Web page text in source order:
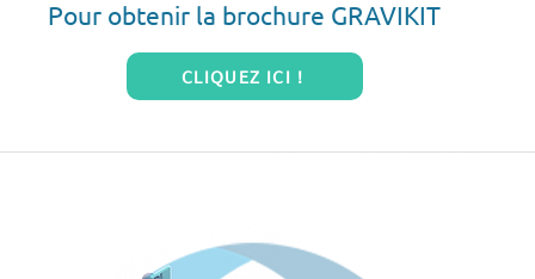
Pour obtenir la brochure GRAVIKIT
CLIQUEZ ICI !